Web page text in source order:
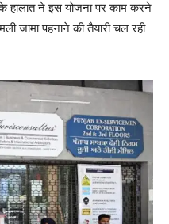
हालात ने इस योजना पर काम करने
जामा पहनाने की तैयारी चल रही